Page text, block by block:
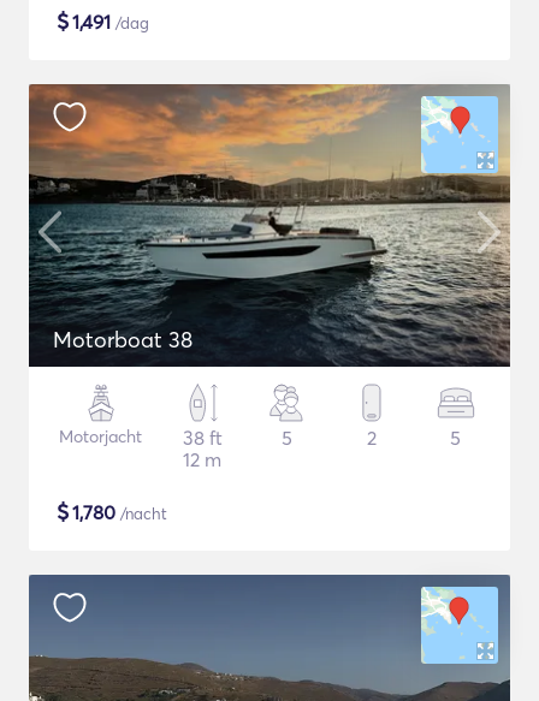
$1,491 /dag
Motorboat 38
Motorjacht
38 ft
12 m
5 2 5
$1,780 /nacht